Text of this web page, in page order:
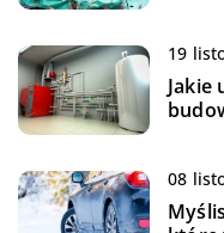
19
Jakie
08